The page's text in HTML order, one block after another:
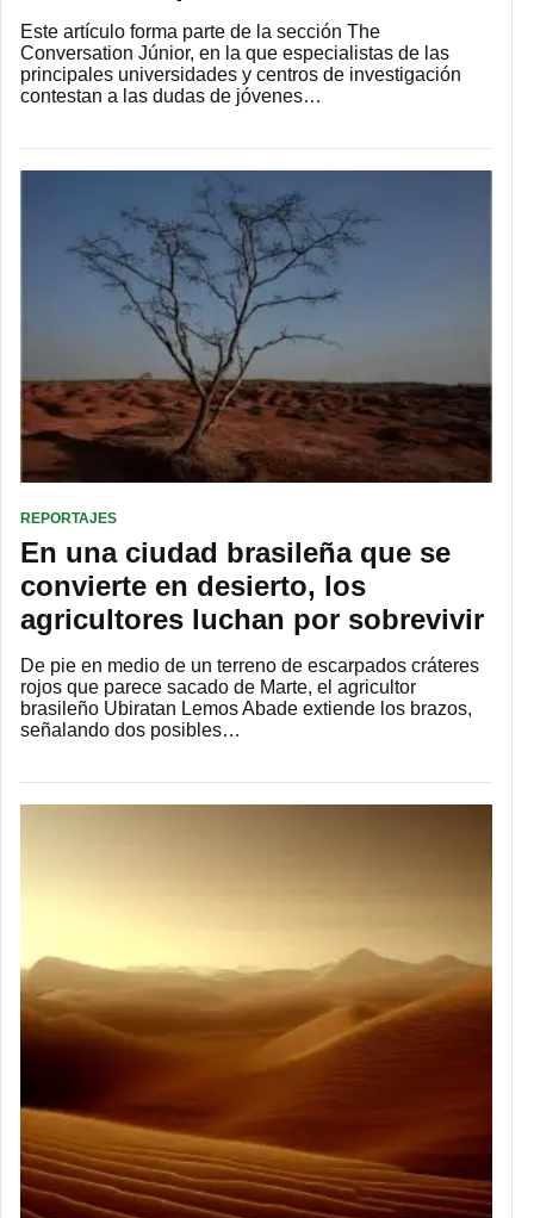
Este artículo forma parte de la sección The
Conversation Júnior, en la que especialistas de las
principales universidades y centros de investigación
contestan a las dudas de jóvenes…
REPORTAJES
En una ciudad brasileña que se
convierte en desierto, los
agricultores luchan por sobrevivir
De pie en medio de un terreno de escarpados cráteres
rojos que parece sacado de Marte, el agricultor
brasileño Ubiratan Lemos Abade extiende los brazos,
señalando dos posibles…